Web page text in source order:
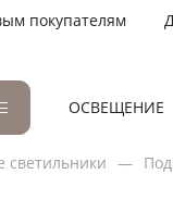
покупателям
ОСВЕЩЕНИЕ
светильники